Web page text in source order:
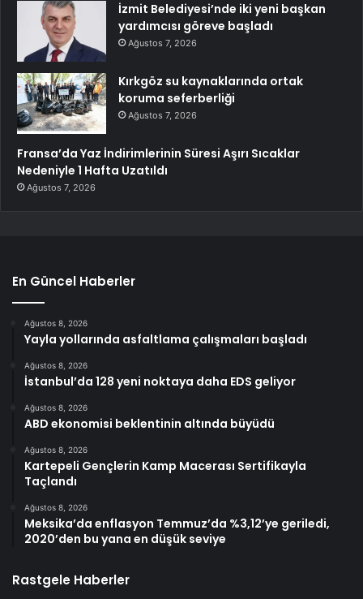
İzmit Belediyesi’nde iki yeni başkan
yardımcısı göreve başladı
Ağustos 7, 2026
Kırkgöz su kaynaklarında ortak
koruma seferberliği
Ağustos 7, 2026
Fransa’da Yaz İndirimlerinin Süresi Aşırı Sıcaklar
Nedeniyle 1 Hafta Uzatıldı
Ağustos 7, 2026
En Güncel Haberler
Ağustos 8, 2026
Yayla yollarında asfaltlama çalışmaları başladı
Ağustos 8, 2026
İstanbul’da 128 yeni noktaya daha EDS geliyor
Ağustos 8, 2026
ABD ekonomisi beklentinin altında büyüdü
Ağustos 8, 2026
Kartepeli Gençlerin Kamp Macerası Sertifikayla
Taçlandı
Ağustos 8, 2026
Meksika’da enflasyon Temmuz’da %3,12’ye geriledi,
2020’den bu yana en düşük seviye
Rastgele Haberler